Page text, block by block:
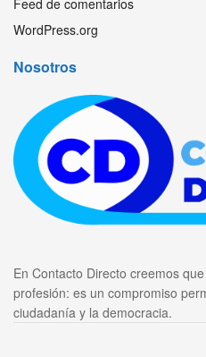
Feed de comentarios
WordPress.org
Nosotros
En Contacto Directo creemos
profesión: es un compromiso
ciudadanía y la democracia.